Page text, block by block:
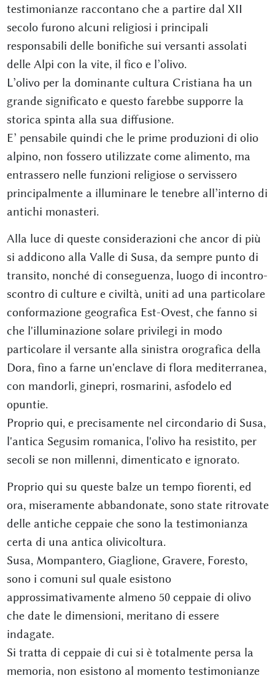
testimonianze raccontano che a partire dal XII
secolo furono alcuni religiosi i principali
responsabili delle bonifiche sui versanti assolati
delle Alpi con la vite, il fico e l’olivo.
L’olivo per la dominante cultura Cristiana ha un
grande significato e questo farebbe supporre la
storica spinta alla sua diffusione.
E’ pensabile quindi che le prime produzioni di olio
alpino, non fossero utilizzate come alimento, ma
entrassero nelle funzioni religiose o servissero
principalmente a illuminare le tenebre all’interno di
antichi monasteri.
Alla luce di queste considerazioni che ancor di più
si addicono alla Valle di Susa, da sempre punto di
transito, nonché di conseguenza, luogo di incontro-
scontro di culture e civiltà, uniti ad una particolare
conformazione geografica Est-Ovest, che fanno si
che l'illuminazione solare privilegi in modo
particolare il versante alla sinistra orografica della
Dora, fino a farne un'enclave di flora mediterranea,
con mandorli, ginepri, rosmarini, asfodelo ed
opuntie.
Proprio qui, e precisamente nel circondario di Susa,
l'antica Segusim romanica, l'olivo ha resistito, per
secoli se non millenni, dimenticato e ignorato.
Proprio qui su queste balze un tempo fiorenti, ed
ora, miseramente abbandonate, sono state ritrovate
delle antiche ceppaie che sono la testimonianza
certa di una antica olivicoltura.
Susa, Mompantero, Giaglione, Gravere, Foresto,
sono i comuni sul quale esistono
approssimativamente almeno 50 ceppaie di olivo
che date le dimensioni, meritano di essere
indagate.
Si tratta di ceppaie di cui si è totalmente persa la
memoria, non esistono al momento testimonianze